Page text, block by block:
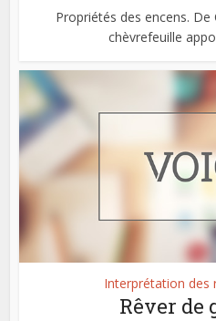
Propriétés des encens. De
chèvrefeuille
Interprétation des
Rêver de